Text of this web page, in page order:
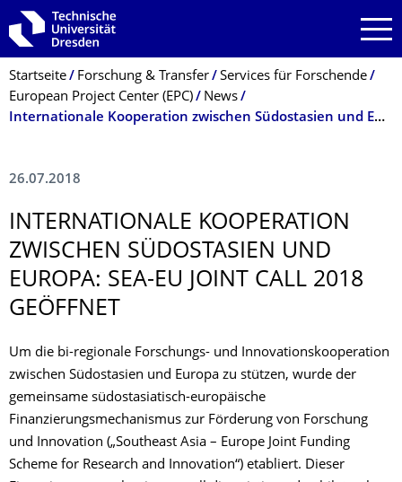
Zur Hauptnavigation springen
Zur Suche springen
Zum Inhalt springen
Breadcrumb-Menü
Startseite Forschung & Transfer
Services für Forschende
European Project Center (EPC)
News
Internationale Kooperation zwischen Südostasien und Europa: SEA-EU Joint Call 2018 geöffnet
26.07.2018
INTERNATIONALE KOOPERATION
ZWISCHEN SÜDOSTASIEN UND
EUROPA: SEA-EU JOINT CALL 2018
GEÖFFNET
Um die bi-regionale Forschungs- und Innovationskooperation
zwischen Südostasien und Europa zu stützen, wurde der
gemeinsame südostasiatisch-europäische
Finanzierungsmechanismus zur Förderung von Forschung
und Innovation („Southeast Asia – Europe Joint Funding
Scheme for Research and Innovation“) etabliert. Dieser